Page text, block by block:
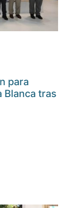
para
Blanca tras